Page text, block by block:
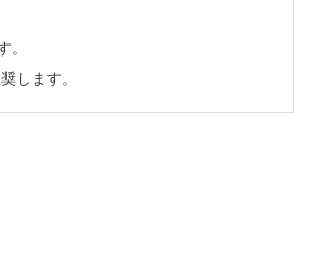
。
します。